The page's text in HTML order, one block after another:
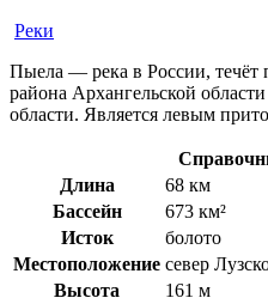
Реки
Пыела — река в России, течёт
района Архангельской
области. Является левым
Длина
68 км
Бассейн
673 км²
Исток
болото
Местоположение север
Высота
161 м